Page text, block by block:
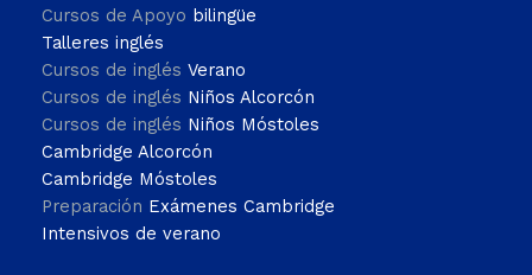
Cursos de Apoyo bilingüe
Talleres inglés
Cursos de inglés Verano
Cursos de inglés Niños Alcorcón
Cursos de inglés Niños Móstoles
Cambridge Alcorcón
Cambridge Móstoles
Preparación Exámenes Cambridge
Intensivos de verano